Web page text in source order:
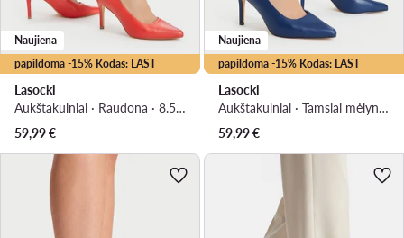
papildoma -15% Kodas: LAST
Naujiena
Lasocki
Aukštakulniai · Raudona · 8.5 cm
59,99€
papildoma -15% Kodas: LAST
Naujiena
Lasocki
Aukštakulniai · Tamsiai mėlyna · 8.5 cm
59,99€